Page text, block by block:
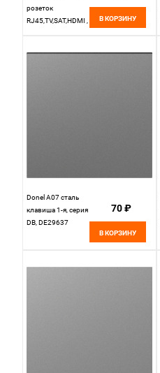
розеток
RJ45,TV,SAT,HDMI ,
В КОРЗИНУ
Donel A07 сталь
клавиша 1-я, серия
DB, DE29637
70 ₽
В КОРЗИНУ